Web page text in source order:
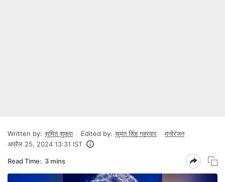
Written by: सुमित शुक्ला Edited by: सुमंत सिंह गहरवार
मनोरंजन
अप्रैल 25, 2024 13:31 IST
Read Time: 3 mins